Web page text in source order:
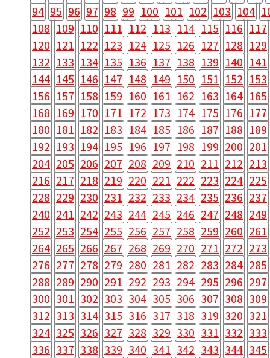
94 95 96 97 98 99 100 101 102 103 104
108 109 110 111 112 113 114 115 116 117
120 121 122 123 124 125 126 127 128 129
132 133 134 135 136 137 138 139 140 141
144 145 146 147 148 149 150 151 152 153
156 157 158 159 160 161 162 163 164 165
168 169 170 171 172 173 174 175 176 177
180 181 182 183 184 185 186 187 188 189
192 193 194 195 196 197 198 199 200 201
204 205 206 207 208 209 210 211 212 213
216 217 218 219 220 221 222 223 224 225
228 229 230 231 232 233 234 235 236 237
240 241 242 243 244 245 246 247 248 249
252 253 254 255 256 257 258 259 260 261
264 265 266 267 268 269 270 271 272 273
276 277 278 279 280 281 282 283 284 285
288 289 290 291 292 293 294 295 296 297
300 301 302 303 304 305 306 307 308 309
312 313 314 315 316 317 318 319 320 321
324 325 326 327 328 329 330 331 332 333
336 337 338 339 340 341 342 343 344 345